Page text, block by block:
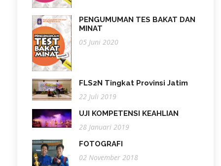
PENGUMUMAN TES BAKAT DAN
MINAT
05 Juni 2020
FLS2N Tingkat Provinsi Jatim
22 Juli 2019
UJI KOMPETENSI KEAHLIAN
28 Januari 2019
FOTOGRAFI
02 November 2018